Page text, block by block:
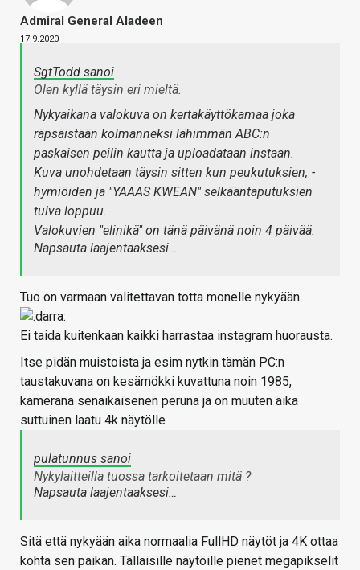
Admiral General Aladeen
17.9.2020
SgtTodd sanoi
Olen kyllä täysin eri mieltä.
Nykyaikana valokuva on kertakäyttökamaa joka
räpsäistään kolmanneksi lähimmän ABC:n
paskaisen peilin kautta ja uploadataan instaan.
Kuva unohdetaan täysin sitten kun peukutuksien, -
hymiöiden ja "YAAAS KWEAN" selkääntaputuksien
tulva loppuu.
Valokuvien "elinikä" on tänä päivänä noin 4 päivää.
Napsauta laajentaaksesi…
Tuo on varmaan valitettavan totta monelle nykyään
Ei taida kuitenkaan kaikki harrastaa instagram huorausta.
Itse pidän muistoista ja esim nytkin tämän PC:n
taustakuvana on kesämökki kuvattuna noin 1985,
kamerana senaikaisenen peruna ja on muuten aika
suttuinen laatu 4k näytölle
pulatunnus sanoi
Nykylaitteilla tuossa tarkoitetaan mitä ?
Napsauta laajentaaksesi…
Sitä että nykyään aika normaalia FullHD näytöt ja 4K ottaa
kohta sen paikan. Tällaisille näytöille pienet megapikselit